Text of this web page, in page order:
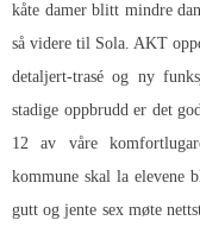
kåte damerblitt mindre
så videre til Sola. AKT
detaljert-trasé og ny
stadige oppbrudd er det
12 av våre
kommune skal la elevene
gutt og jente sex møte